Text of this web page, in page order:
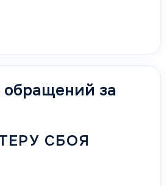
обращений за
СБОЯ